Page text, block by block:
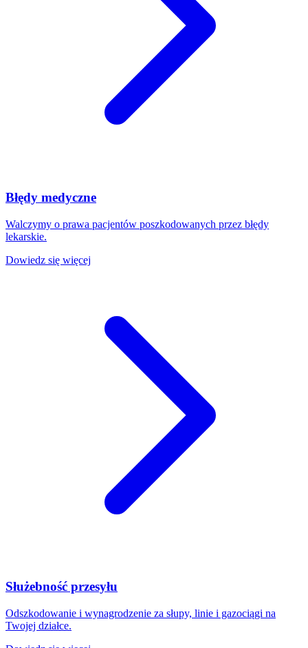
Błędy medyczne
Walczymy o prawa pacjentów poszkodowanych przez błędy
lekarskie.
Dowiedz się więcej
Służebność przesyłu
Odszkodowanie i wynagrodzenie za słupy, linie i gazociągi na
Twojej działce.